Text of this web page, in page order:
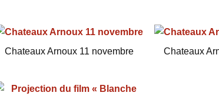
Chateaux Arnoux 11 novembre Chateaux